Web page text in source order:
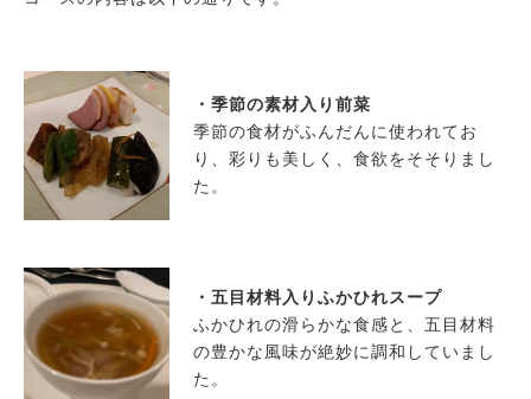
・季節の素材入り前菜
季節の食材がふんだんに使われてお
り、彩りも美しく、食欲をそそりまし
た。
・五目材料入りふかひれスープ
ふかひれの滑らかな食感と、五目材料
の豊かな風味が絶妙に調和していまし
た。